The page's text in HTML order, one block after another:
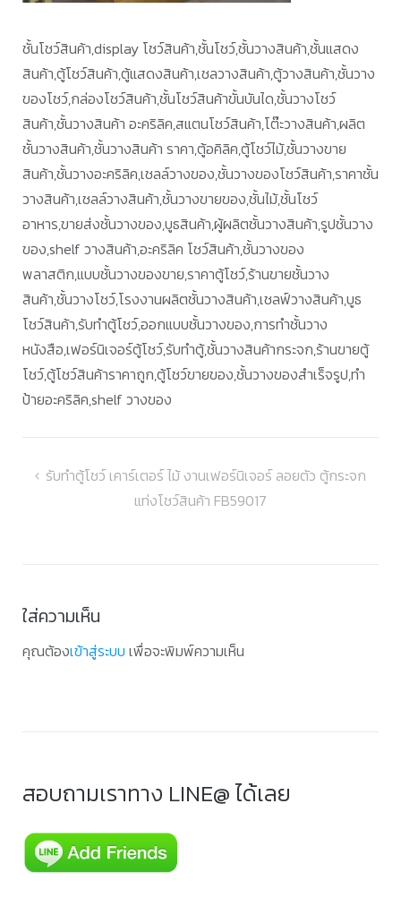
ชั้นโชว์สินค้า,display โชว์สินค้า,ชั้นโชว์,ชั้นวางสินค้า,ชั้นแสดง
สินค้า,ตู้โชว์สินค้า,ตู้แสดงสินค้า,เชลวางสินค้า,ตู้วางสินค้า,ชั้นวาง
ของโชว์,กล่องโชว์สินค้า,ชั้นโชว์สินค้าขั้นบันได,ชั้นวางโชว์
สินค้า,ชั้นวางสินค้า อะคริลิค,สแตนโชว์สินค้า,โต๊ะวางสินค้า,ผลิต
ชั้นวางสินค้า,ชั้นวางสินค้า ราคา,ตู้อคิลิค,ตู้โชว์ไม้,ชั้นวางขาย
สินค้า,ชั้นวางอะคริลิค,เชลล์วางของ,ชั้นวางของโชว์สินค้า,ราคาชั้น
วางสินค้า,เชลล์วางสินค้า,ชั้นวางขายของ,ชั้นไม้,ชั้นโชว์
อาหาร,ขายส่งชั้นวางของ,บูธสินค้า,ผู้ผลิตชั้นวางสินค้า,รูปชั้นวาง
ของ,shelf วางสินค้า,อะคริลิค โชว์สินค้า,ชั้นวางของ
พลาสติก,แบบชั้นวางของขาย,ราคาตู้โชว์,ร้านขายชั้นวาง
สินค้า,ชั้นวางโชว์,โรงงานผลิตชั้นวางสินค้า,เชลฟ์วางสินค้า,บูธ
โชว์สินค้า,รับทำตู้โชว์,ออกแบบชั้นวางของ,การทำชั้นวาง
หนังสือ,เฟอร์นิเจอร์ตู้โชว์,รับทำตู้,ชั้นวางสินค้ากระจก,ร้านขายตู้
โชว์,ตู้โชว์สินค้าราคาถูก,ตู้โชว์ขายของ,ชั้นวางของสำเร็จรูป,ทำ
ป้ายอะคริลิค,shelf วางของ
แนะแนว
รับทำตู้โชว์ เคาร์เตอร์ ไม้ งานเฟอร์นิเจอร์ ลอยตัว ตู้กระจก
แท่งโชว์สินค้า FB59017
ใส่ความเห็น
คุณต้องเข้าสู่ระบบ เพื่อจะพิมพ์ความเห็น
สอบถามเราทาง LINE@ ได้เลย